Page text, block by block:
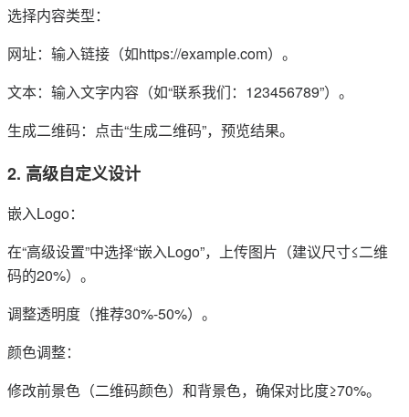
选择内容类型：
网址：输入链接（如https://example.com）。
文本：输入文字内容（如“联系我们：123456789”）。
生成二维码：点击“生成二维码”，预览结果。
2. 高级自定义设计
嵌入Logo：
在“高级设置”中选择“嵌入Logo”，上传图片（建议尺寸≤二维
码的20%）。
调整透明度（推荐30%-50%）。
颜色调整：
修改前景色（二维码颜色）和背景色，确保对比度≥70%。